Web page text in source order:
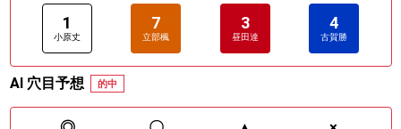
1
小原丈
7
立部楓
3
昼田達
4
古賀勝
AI 穴目予想 的中